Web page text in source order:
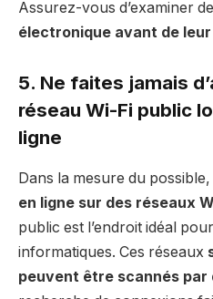
Assurez-vous d’examiner
électronique avant de
5. Ne faites jamais
réseau Wi-Fi public
ligne
Dans la mesure du
en ligne sur des réseaux
public est l’endroit idéal
informatiques. Ces réseaux
peuvent être scannés par